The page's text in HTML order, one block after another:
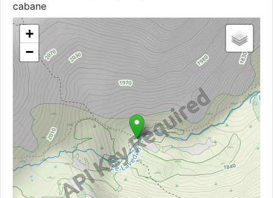
cabane
+
−